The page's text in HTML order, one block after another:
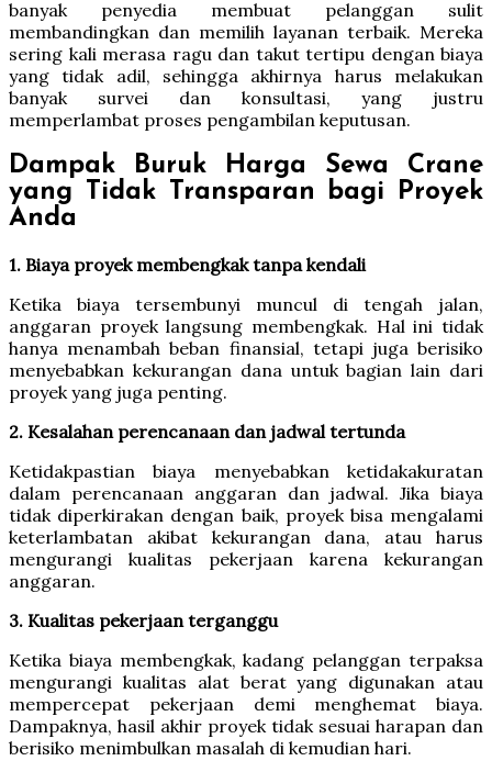
banyak penyedia membuat pelanggan sulit
membandingkan dan memilih layanan terbaik. Mereka
sering kali merasa ragu dan takut tertipu dengan biaya
yang tidak adil, sehingga akhirnya harus melakukan
banyak survei dan konsultasi, yang justru
memperlambat proses pengambilan keputusan.
Dampak Buruk Harga Sewa Crane
yang Tidak Transparan bagi Proyek
Anda
1. Biaya proyek membengkak tanpa kendali
Ketika biaya tersembunyi muncul di tengah jalan,
anggaran proyek langsung membengkak. Hal ini tidak
hanya menambah beban finansial, tetapi juga berisiko
menyebabkan kekurangan dana untuk bagian lain dari
proyek yang juga penting.
2. Kesalahan perencanaan dan jadwal tertunda
Ketidakpastian biaya menyebabkan ketidakakuratan
dalam perencanaan anggaran dan jadwal. Jika biaya
tidak diperkirakan dengan baik, proyek bisa mengalami
keterlambatan akibat kekurangan dana, atau harus
mengurangi kualitas pekerjaan karena kekurangan
anggaran.
3. Kualitas pekerjaan terganggu
Ketika biaya membengkak, kadang pelanggan terpaksa
mengurangi kualitas alat berat yang digunakan atau
mempercepat pekerjaan demi menghemat biaya.
Dampaknya, hasil akhir proyek tidak sesuai harapan dan
berisiko menimbulkan masalah di kemudian hari.